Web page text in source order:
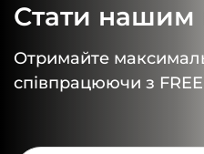
Стати нашим
Отримайте
співпрацюючи з